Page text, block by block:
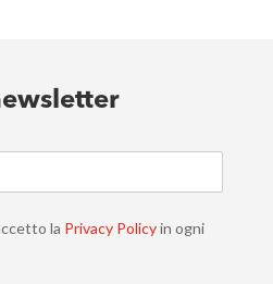
la Privacy Policyin ogni